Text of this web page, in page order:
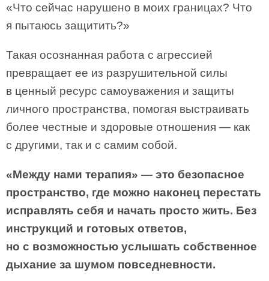
«Что сейчас нарушено в моих границах? Что
я пытаюсь защитить?»
Такая осознанная работа с агрессией
превращает ее из разрушительной силы
в ценный ресурс самоуважения и защиты
личного пространства, помогая выстраивать
более честные и здоровые отношения — как
с другими, так и с самим собой.
«Между нами терапия» — это безопасное
пространство, где можно наконец перестать
исправлять себя и начать просто жить. Без
инструкций и готовых ответов,
но с возможностью услышать собственное
дыхание за шумом повседневности.